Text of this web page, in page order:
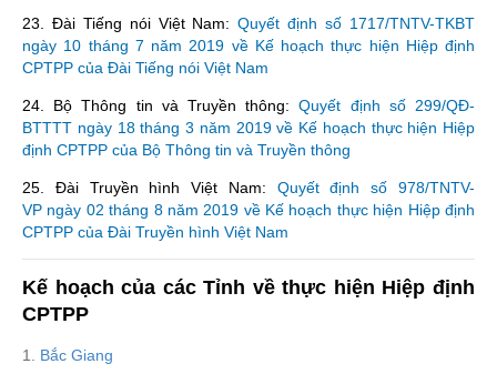
23. Đài Tiếng nói Việt Nam:Quyết định số 1717/TNTV-TKBT
ngày 10 tháng 7 năm 2019 về Kế hoạch thực hiện Hiệp định
CPTPP của Đài Tiếng nói Việt Nam
24. Bộ Thông tin và Truyền thông:Quyết định số 299/QĐ-
BTTTT ngày 18 tháng 3 năm 2019 về Kế hoạch thực hiện Hiệp
định CPTPP của Bộ Thông tin và Truyền thông
25. Đài Truyền hình Việt Nam:
Quyết định số 978/TNTV-
VP ngày 02 tháng 8 năm 2019 về Kế hoạch thực hiện Hiệp định
CPTPP của Đài Truyền hình Việt Nam
Kế hoạch của các Tỉnh về thực hiện Hiệp định
CPTPP
1. Bắc Giang